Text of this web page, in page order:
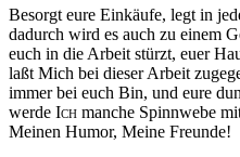
Besorgt eure Einkäufe, legt in
dadurch wird es auch zu einem
euch in die Arbeit stürzt, euer
laßt Mich bei dieser Arbeit
immer bei euch Bin, und eure
werde Ich manche Spinnwebe
Meinen Humor, Meine Freunde!